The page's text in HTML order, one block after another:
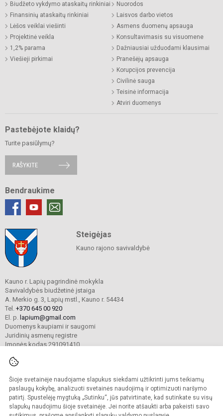
Šioje svetainėje naudojame slapukus siekdami užtikrinti jums teikiamų
paslaugų kokybę, analizuoti svetainės naudojimą ir optimizuoti naršymo
patirtį. Spustelėję mygtuką „Sutinku“, jūs patvirtinate, kad sutinkate su visų
slapukų naudojimu šioje svetainėje. Jei norite atšaukti arba pakeisti savo
Biudžeto vykdymo ataskaitų rinkiniai
Finansinių ataskaitų rinkiniai
Lėšos veiklai viešinti
Projektinė veikla
1,2% parama
Viešieji pirkimai
Nuorodos
Laisvos darbo vietos
Asmens duomenų apsauga
Konsultavimasis su visuomene
Dažniausiai užduodami klausimai
Pranešėjų apsauga
Korupcijos prevencija
Civilinė sauga
Teisinė informacija
Atviri duomenys
Pastebėjote klaidų?
Turite pasiūlymų?
RAŠYKITE
Bendraukime
Steigėjas
Kauno rajono savivaldybė
Kauno r. Lapių pagrindinė mokykla
Savivaldybės biudžetinė įstaiga
A. Merkio g. 3, Lapių mstl., Kauno r. 54434
Tel. +370 645 00 920
El. p. lapium@gmail.com
Duomenys kaupiami ir saugomi
Juridinių asmenų registre
Įmonės kodas 291091410
© 2024 Kauno r. Lapių pagrindinė mokykla. Visos teisės saugomos.
Kopijuoti turinį be raštiško mokyklos sutikimo griežtai draudžiama.
Prieinamumo paraiška Slapukų valdymas